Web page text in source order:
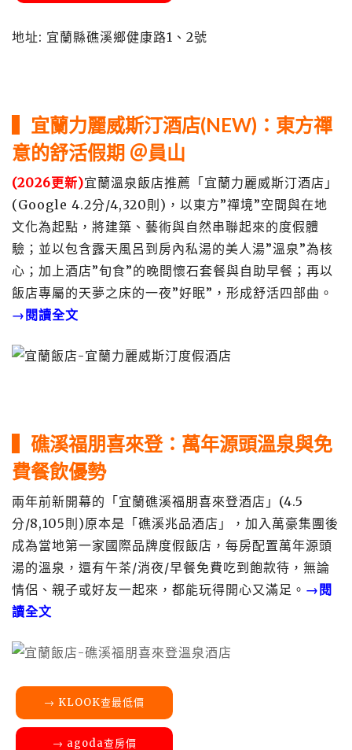
地址: 宜蘭縣礁溪鄉健康路1、2號
▍宜蘭力麗威斯汀酒店(NEW)：東方禪
意的舒活假期 ＠員山
(2026更新)宜蘭溫泉飯店推薦「宜蘭力麗威斯汀酒店」
(Google 4.2分/4,320則)，以東方”禪境”空間與在地
文化為起點，將建築、藝術與自然串聯起來的度假體
驗；並以包含露天風呂到房內私湯的美人湯”溫泉”為核
心；加上酒店”旬食”的晚間懷石套餐與自助早餐；再以
飯店專屬的天夢之床的一夜”好眠”，形成舒活四部曲。
→閱讀全文
▍礁溪福朋喜來登：萬年源頭溫泉與免
費餐飲優勢
兩年前新開幕的「宜蘭礁溪福朋喜來登酒店」(4.5
分/8,105則)原本是「礁溪兆品酒店」，加入萬豪集團後
成為當地第一家國際品牌度假飯店，每房配置萬年源頭
湯的溫泉，還有午茶/消夜/早餐免費吃到飽款待，無論
情侶、親子或好友一起來，都能玩得開心又滿足。 →閱
讀全文
→ KLOOK查最低價
→ agoda查房價